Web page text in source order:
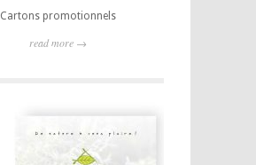
Cartons promotionnels
read more →